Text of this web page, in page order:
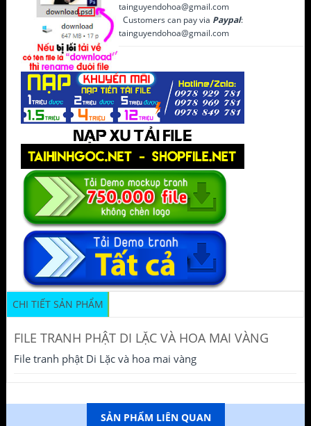
tainguyendohoa@gmail.com
Customers can pay via Paypal:
tainguyendohoa@gmail.com
CHI TIẾT SẢN PHẨM
FILE TRANH PHẬT DI LẶC VÀ HOA MAI VÀNG
File tranh phật Di Lặc và hoa mai vàng
SẢN PHẨM LIÊN QUAN